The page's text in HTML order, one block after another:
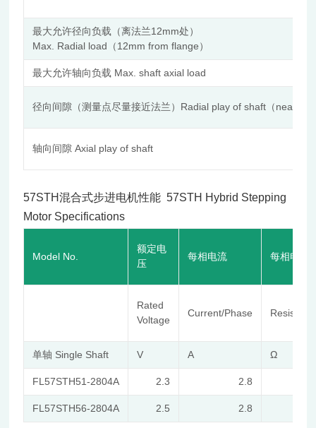
最大允许径向负载（离法兰12mm处）
Max. Radial load（12mm from flange）
最大允许轴向负载 Max. shaft axial load
径向间隙（测量点尽量接近法兰）Radial play of shaft（near to
轴向间隙 Axial play of shaft
57STH混合式步进电机性能 57STH Hybrid Stepping
Motor Specifications
Model No.
额定电
压
每相电流 每相电阻
Rated
Voltage
Current/Phase
单轴 Single Shaft V A Ω
FL57STH51-2804A 2.3 2.8
FL57STH56-2804A 2.5 2.8